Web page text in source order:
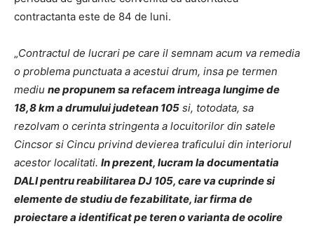
contractanta este de 84 de luni.
„Contractul de lucrari pe care il semnam acum va remedia
o problema punctuata a acestui drum, insa pe termen
mediu ne propunem sa refacem intreaga lungime de
18,8 km a drumului judetean 105 si, totodata, sa
rezolvam o cerinta stringenta a locuitorilor din satele
Cincsor si Cincu privind devierea traficului din interiorul
acestor localitati. In prezent, lucram la documentatia
DALI pentru reabilitarea DJ 105, care va cuprinde si
elemente de studiu de fezabilitate, iar firma de
proiectare a identificat pe teren o varianta de ocolire